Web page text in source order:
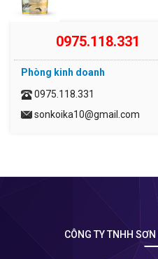
0975.118.331
Phòng kinh doanh
0975.118.331
sonkoika10@gmail.com
CÔNG TY TNHH